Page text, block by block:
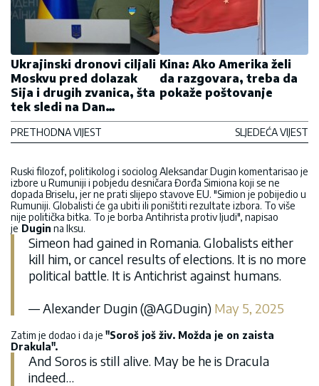
Ukrajinski dronovi ciljali
Moskvu pred dolazak
Sija i drugih zvanica, šta
tek sledi na Dan
pobede? Zelenski rešen
da spreči paradu
PRETHODNA VIJEST
Kina: Ako Amerika želi
da razgovara, treba da
pokaže poštovanje
SLJEDEĆA VIJEST
Ruski filozof, politikolog i sociolog Aleksandar Dugin komentarisao je
izbore u Rumuniji i pobjedu desničara Đorđa Simiona koji se ne
dopada Briselu, jer ne prati slijepo stavove EU. "Simion je pobijedio u
Rumuniji. Globalisti će ga ubiti ili poništiti rezultate izbora. To više
nije politička bitka. To je borba Antihrista protiv ljudi", napisao
je Dugin na Iksu.
Simeon had gained in Romania. Globalists either
kill him, or cancel results of elections. It is no more
political battle. It is Antichrist against humans.
— Alexander Dugin (@AGDugin) May 5, 2025
Zatim je dodao i da je "Soroš još živ. Možda je on zaista
Drakula".
And Soros is still alive. May be he is Dracula
indeed…